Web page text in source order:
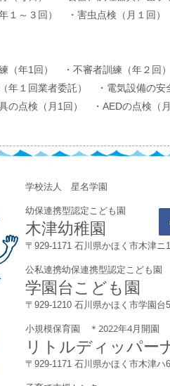
年１～３回） ・害虫点検（月１回
（年1回） ・不審者訓練（年２回
年１回業者委託） ・電気設備の安
の点検（月1回） ・AEDの点検（月
​学校法人 星名学園
幼保連携型認定こども園
木津幼稚園
〒929-1171 石川県かほく市木津
公私連携幼保連携型認定こども園
学園台こども園
〒929-1210 石川県かほく市学園
小規模保育園 ＊2022年4月開園
リトルディッパー
〒929-1171 石川県かほく市木津